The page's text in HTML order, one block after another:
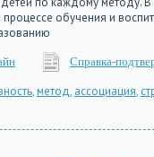
обучения и
Справка-
,метод, ассоциация,